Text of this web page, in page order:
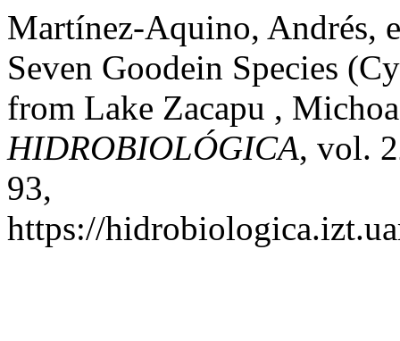
Martínez-Aquino, Andrés,
Seven Goodein Species
from Lake Zacapu ,
HIDROBIOLÓGICA, vol.
93,
https://